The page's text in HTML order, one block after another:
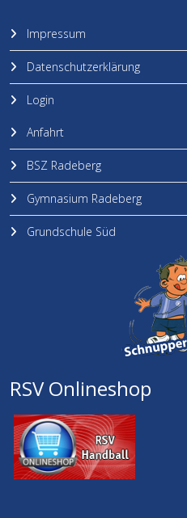
Impressum
Datenschutzerklärung
Login
Anfahrt
BSZ Radeberg
Gymnasium Radeberg
Grundschule Süd
RSV Onlineshop